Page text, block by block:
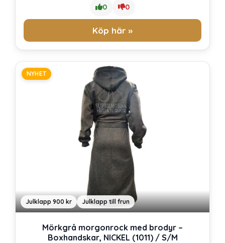
0 0
Köp här »
NYHET
Julklapp 900 kr Julklapp till frun
Mörkgrå morgonrock med brodyr –
Boxhandskar, NICKEL (1011) / S/M